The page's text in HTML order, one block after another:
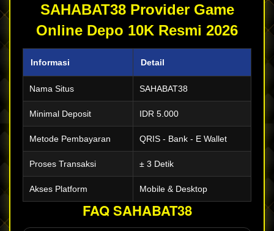
SAHABAT38 Provider Game
Online Depo 10K Resmi 2026
Informasi Detail
Nama Situs SAHABAT38
Minimal Deposit IDR 5.000
Metode Pembayaran QRIS - Bank - E Wallet
Proses Transaksi ± 3 Detik
Akses Platform Mobile & Desktop
FAQ SAHABAT38